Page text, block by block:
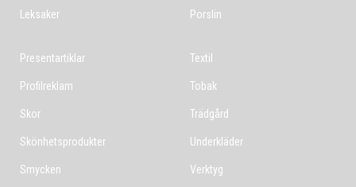
Leksaker Porslin
Presentartiklar
Profilreklam
Skor
Skönhetsprodukter
Smycken
Textil
Tobak
Trädgård
Underkläder
Verktyg